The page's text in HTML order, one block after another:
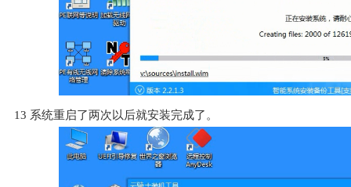
13 系统重启了两次以后就安装完成了。